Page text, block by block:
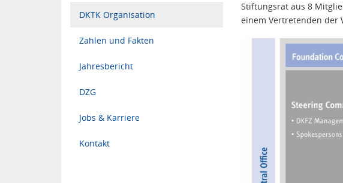
DKTK Organisation
Zahlen und Fakten
Jahresbericht
DZG
Jobs & Karriere
Kontakt
Stiftungsrat aus 8
einem Vertretenden der